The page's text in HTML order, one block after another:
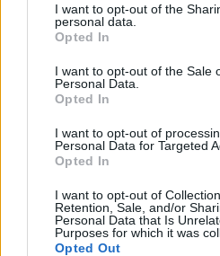
not limited to your visit or usage
grant or deny consent to Google
use your data for below specified
consent section.
I want to opt-out of the
personal data.
Opted In
I want to opt-out of the Sale
Personal Data.
Opted In
I want to opt-out of
Personal Data for Targeted
Opted In
I want to opt-out of
Retention, Sale, and/or
Personal Data that Is
Purposes for which it was
Opted Out